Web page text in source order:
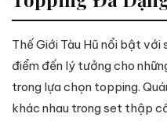
Thế Giới Tàu Hũ nổi bật với
điểm đến lý tưởng cho
trong lựa chọn topping.
khác nhau trong set thập